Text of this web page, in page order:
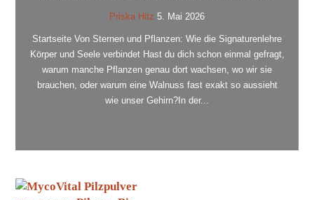
Priska Hitz 5. Mai 2026
Startseite Von Sternen und Pflanzen: Wie die Signaturenlehre
Körper und Seele verbindet Hast du dich schon einmal gefragt,
warum manche Pflanzen genau dort wachsen, wo wir sie
brauchen, oder warum eine Walnuss fast exakt so aussieht
wie unser Gehirn?In der...